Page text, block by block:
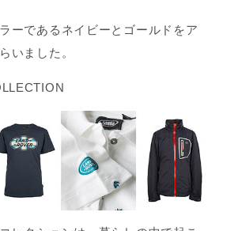
ーであるネイビーとゴールドをア
いました。